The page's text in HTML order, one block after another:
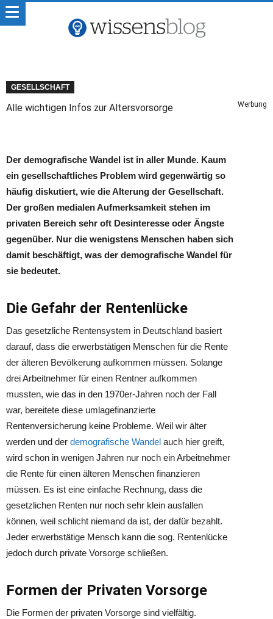
GESELLSCHAFT
Alle wichtigen Infos zur Altersvorsorge Werbung
Der demografische Wandel ist in aller Munde. Kaum
ein gesellschaftliches Problem wird gegenwärtig so
häufig diskutiert, wie die Alterung der Gesellschaft.
Der großen medialen Aufmerksamkeit stehen im
privaten Bereich sehr oft Desinteresse oder Ängste
gegenüber. Nur die wenigstens Menschen haben sich
damit beschäftigt, was der demografische Wandel für
sie bedeutet.
Die Gefahr der Rentenlücke
Das gesetzliche Rentensystem in Deutschland basiert
darauf, dass die erwerbstätigen Menschen für die Rente
der älteren Bevölkerung aufkommen müssen. Solange
drei Arbeitnehmer für einen Rentner aufkommen
mussten, wie das in den 1970er-Jahren noch der Fall
war, bereitete diese umlagefinanzierte
Rentenversicherung keine Probleme. Weil wir älter
werden und der demografische Wandel auch hier greift,
wird schon in wenigen Jahren nur noch ein Arbeitnehmer
die Rente für einen älteren Menschen finanzieren
müssen. Es ist eine einfache Rechnung, dass die
gesetzlichen Renten nur noch sehr klein ausfallen
können, weil schlicht niemand da ist, der dafür bezahlt.
Jeder erwerbstätige Mensch kann die sog. Rentenlücke
jedoch durch private Vorsorge schließen.
Formen der Privaten Vorsorge
Die Formen der privaten Vorsorge sind vielfältig.